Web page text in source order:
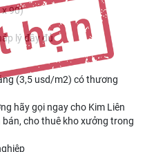
x 90)
lý đầy đủ
(3,5 usd/m2) có thương
hãy gọi ngay cho Kim Liên
cho thuê kho xưởng trong